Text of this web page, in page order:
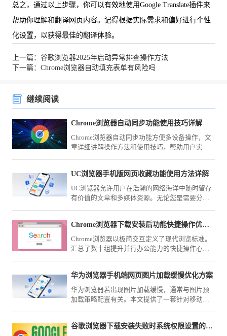
总之，通过以上步骤，你可以有效地使用Google Translate插件来
帮助你理解和翻译网页内容。记得根据实际需求和偏好进行个性
化设置，以获得最佳的翻译体验。
上一篇：谷歌浏览器2025年启动异常排查操作方法
下一篇：Chrome浏览器自动填充表单有风险吗
继续阅读
Chrome浏览器自动同步功能使用技巧详解
Chrome浏览器自动同步功能方便多设备操作，文
章详细讲解操作方法和使用技巧，帮助用户实现
UC浏览器手机版网页收藏功能使用方法详解
UC浏览器允许用户在浩瀚的网络海洋中随时留存
有价值的文章和多媒体资源。无论您是需要分类
找特定页面的时间，带给您极简顺滑的资料管理
体验。
Chrome浏览器下载安装后功能快捷操作优化教程
Chrome浏览器以极简交互定义了现代浏览标准。
汇总了数十组提升并行办公能力的快捷操作心
尖的精准调度实现网页浏览与任务处理的毫秒级
衔接，实现效能质变。
华为浏览器手机端网页图片加载缓慢优化方案
华为浏览器若出现图片加载缓慢，通常与图片预
加载策略配置有关。本文提供了一套针对移动网
谷歌浏览器下载安装失败时系统权限设置的排查方法